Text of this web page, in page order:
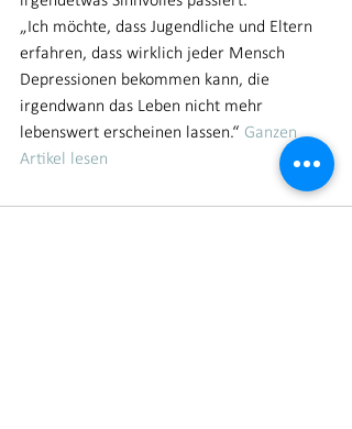
„Ich möchte, dass Jugendliche und Eltern
erfahren, dass wirklich jeder Mensch
Depressionen bekommen kann, die
irgendwann das Leben nicht mehr
lebenswert erscheinen lassen.“ Ganzen
Artikel lesen